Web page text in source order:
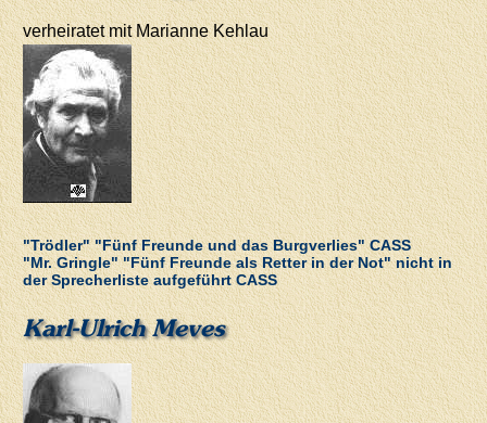
verheiratet mit Marianne Kehlau
"Trödler" "Fünf Freunde und das Burgverlies" CASS
"Mr. Gringle" "Fünf Freunde als Retter in der Not" nicht in
der Sprecherliste aufgeführt CASS
Karl-Ulrich Meves